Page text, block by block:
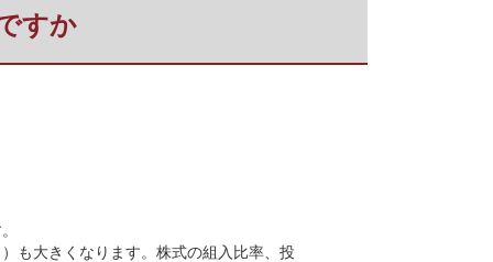
すか
も大きくなります。株式の組入比率、投